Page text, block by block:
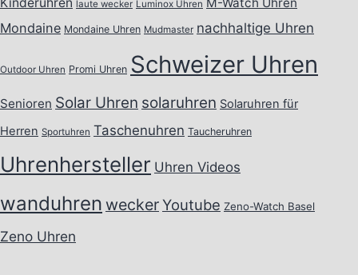
laute wecker Luminox Uhren
Mondaine Mondaine Uhren Mudmaster nachhaltige Uhren
Outdoor Uhren Promi Uhren Schweizer Uhren
Senioren Solar Uhren solaruhren Solaruhren für
Herren Sportuhren Taschenuhren Taucheruhren
Uhrenhersteller Uhren Videos
wanduhren weckerYoutube Zeno-Watch Basel
Zeno Uhren